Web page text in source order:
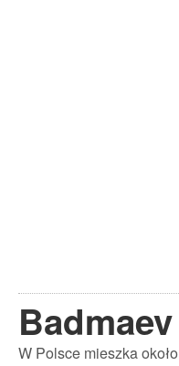
Badmaev
W Polsce mieszka około